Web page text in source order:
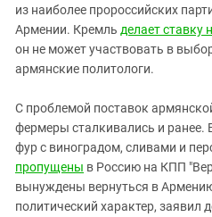
из наиболее пророссийских
Армении. Кремль делает ставку
он не может участвовать в
армянские политологи.
С проблемой поставок
фермеры сталкивались и ранее.
фур с виноградом, сливами и
пропущены в Россию на КПП
вынуждены вернуться в
политический характер, заявил